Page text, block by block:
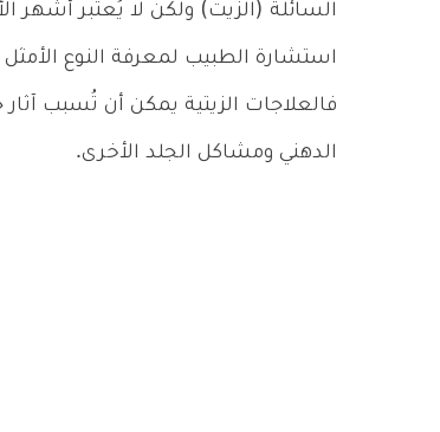
السائلة (الزيت) ولكن لا يُعتبر أشهر
استشارة الطبيب لمعرفة النوع
فالعلاجات الزيتية يمكن أن تُسبب
الدهني ومشاكل الجلد الأخرى.